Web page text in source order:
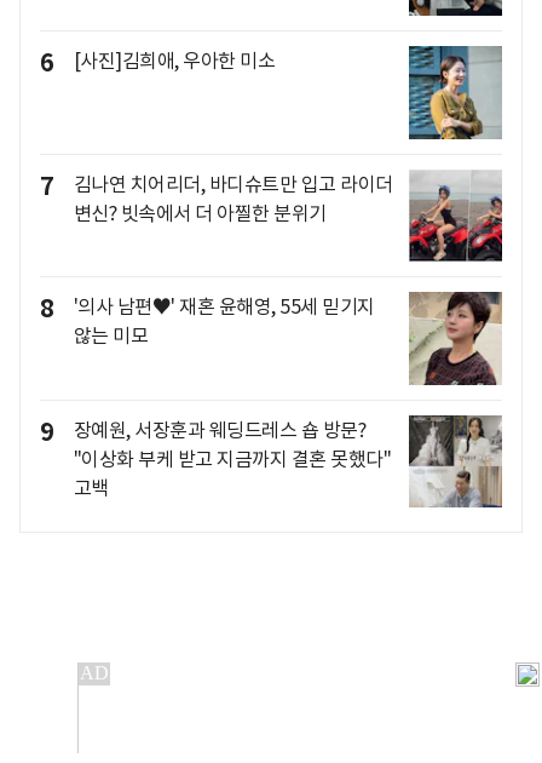
6 [사진]김희애, 우아한 미소
7
김나연 치어리더, 바디슈트만 입고 라이더
변신? 빗속에서 더 아찔한 분위기
8
'의사 남편♥' 재혼 윤해영, 55세 믿기지
않는 미모
9
장예원, 서장훈과 웨딩드레스 숍 방문?
"이상화 부케 받고 지금까지 결혼 못했다"
고백